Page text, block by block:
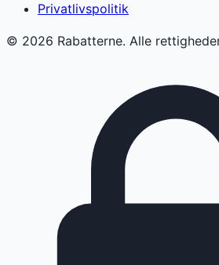
Privatlivspolitik
© 2026 Rabatterne. Alle